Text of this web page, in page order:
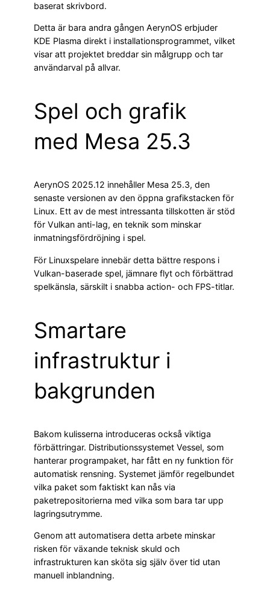
baserat skrivbord.
Detta är bara andra gången AerynOS erbjuder
KDE Plasma direkt i installationsprogrammet, vilket
visar att projektet breddar sin målgrupp och tar
användarval på allvar.
Spel och grafik
med Mesa 25.3
AerynOS 2025.12 innehåller Mesa 25.3, den
senaste versionen av den öppna grafikstacken för
Linux. Ett av de mest intressanta tillskotten är stöd
för Vulkan anti-lag, en teknik som minskar
inmatningsfördröjning i spel.
För Linuxspelare innebär detta bättre respons i
Vulkan-baserade spel, jämnare flyt och förbättrad
spelkänsla, särskilt i snabba action- och FPS-titlar.
Smartare
infrastruktur i
bakgrunden
Bakom kulisserna introduceras också viktiga
förbättringar. Distributionssystemet Vessel, som
hanterar programpaket, har fått en ny funktion för
automatisk rensning. Systemet jämför regelbundet
vilka paket som faktiskt kan nås via
paketrepositorierna med vilka som bara tar upp
lagringsutrymme.
Genom att automatisera detta arbete minskar
risken för växande teknisk skuld och
infrastrukturen kan sköta sig själv över tid utan
manuell inblandning.